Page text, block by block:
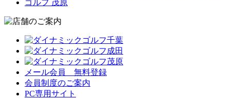
メール会員 無料登録
会員制度のご案内
PC専用サイト